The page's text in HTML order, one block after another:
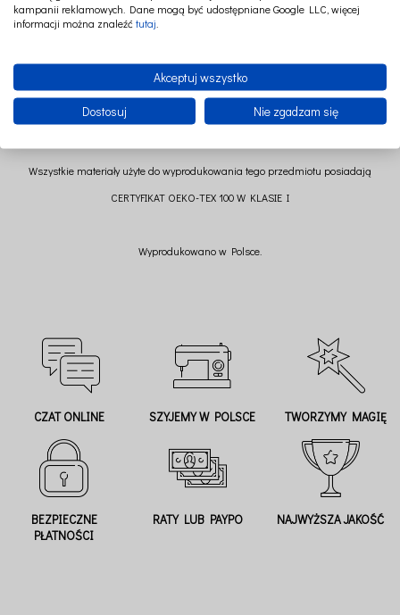
Wysokość 18 cm (+/-)
Skład: 95% cotton 5% elastan
Wszystkie materiały użyte do wyprodukowania tego przedmiotu posiadają
CERTYFIKAT OEKO-TEX 100 W KLASIE I
Wyprodukowano w Polsce.
CZAT ONLINE SZYJEMY W POLSCE TWORZYMY MAGIĘ
BEZPIECZNE
PŁATNOŚCI
RATY LUB PAYPO NAJWYŻSZA JAKOŚĆ
kampanii reklamowych. Dane mogą być udostępniane Google LLC, więcej
informacji można znaleźć tutaj
Akceptuj wszystko
Dostosuj Nie zgadzam się